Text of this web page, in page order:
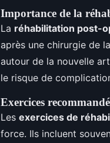
Importance de la
La réhabilitation post-
après une chirurgie de
autour de la nouvelle
le risque de
Exercices
Les exercices de
force. Ils incluent